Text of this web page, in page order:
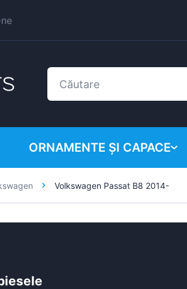
ORNAMENTE ȘI CAPACE
BMW
Volkswagen Passat B8 2014-